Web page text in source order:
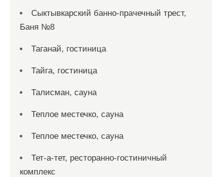
Сыктывкарский банно-прачечный трест,
Баня №8
Таганай, гостиница
Тайга, гостиница
Талисман, сауна
Теплое местечко, сауна
Теплое местечко, сауна
Тет-а-тет, ресторанно-гостиничный
комплекс